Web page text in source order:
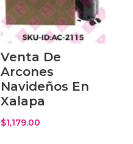
Venta De
Arcones
Navideños En
Xalapa
$1,179.00